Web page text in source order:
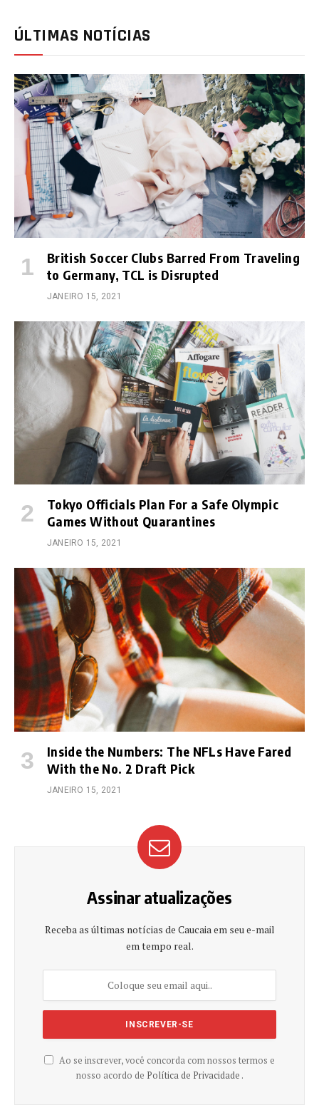
ÚLTIMAS NOTÍCIAS
British Soccer Clubs Barred From Traveling
to Germany, TCL is Disrupted
JANEIRO 15, 2021
Tokyo Officials Plan For a Safe Olympic
Games Without Quarantines
JANEIRO 15, 2021
Inside the Numbers: The NFLs Have Fared
With the No. 2 Draft Pick
JANEIRO 15, 2021
Assinar atualizações
Receba as últimas notícias de Caucaia em seu e-mail
em tempo real.
Ao se inscrever, você concorda com nossos termos e
nosso acordo de Política de Privacidade .